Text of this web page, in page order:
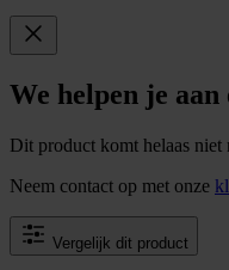
We helpen je
Dit product komt helaas niet
Neem contact op met onze
Vergelijk dit product